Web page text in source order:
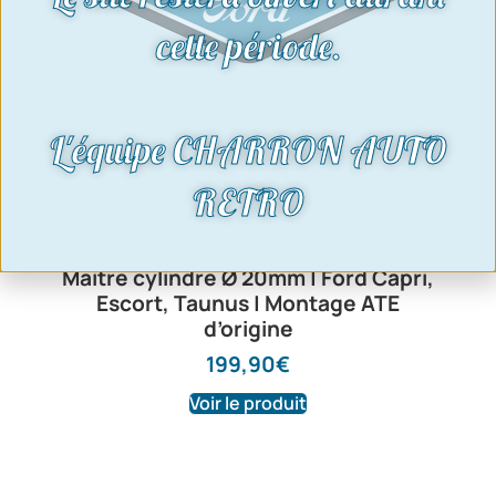
Maitre cylindre Ø 20mm | Ford Capri,
Escort, Taunus | Montage ATE
d’origine
199,90€
Voir le produit
cette période.
L'équipe CHARRON AUTO
RETRO